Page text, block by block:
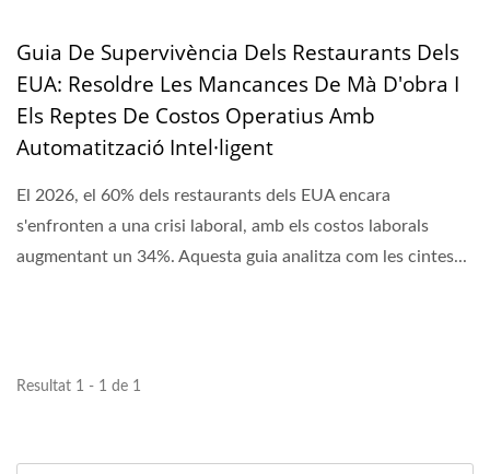
Guia De Supervivència Dels Restaurants Dels
EUA: Resoldre Les Mancances De Mà D'obra I
Els Reptes De Costos Operatius Amb
Automatització Intel·ligent
El 2026, el 60% dels restaurants dels EUA encara
s'enfronten a una crisi laboral, amb els costos laborals
augmentant un 34%. Aquesta guia analitza com les cintes...
Resultat 1 - 1 de 1